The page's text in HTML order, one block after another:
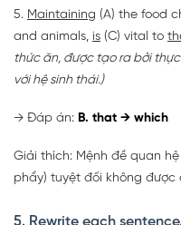
5. Maintaining (A) the food
and animals, is (C) vital to
thức ăn, được tạo ra bởi
với hệ sinh thái.)
→ Đáp án: B. that → which
Giải thích: Mệnh đề quan
phẩy) tuyệt đối không được